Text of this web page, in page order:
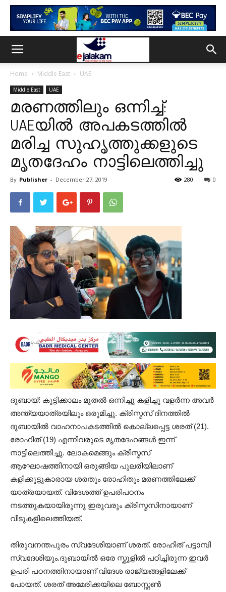
Home Middle East UAE
Middle East UAE
മരണത്തിലും ഒന്നിച്ച്:
‌UAEയില്‍ അപകടത്തിൽ
മരിച്ച സുഹൃത്തുക്കളുടെ
മൃതദേഹം നാട്ടിലെത്തിച്ചു
By Publisher - December 27, 2019 0
280
ദുബായ്: കുട്ടിക്കാലം മുതൽ ഒന്നിച്ചു കളിച്ചു വളർന്ന അവർ
അന്ത്യയാത്രയിലും ഒരുമിച്ചു. ക്രിസ്മസ് ദിനത്തിൽ
ദുബായിൽ വാഹനാപകടത്തിൽ കൊല്ലപ്പെട്ട ശരത് (21).
രോഹിത് (19) എന്നിവരുടെ മൃതദേഹങ്ങൾ ഇന്ന്
നാട്ടിലെത്തിച്ചു. ലോകമെങ്ങും ക്രിസ്മസ്
ആഘോഷത്തിനായി ഒരുങ്ങിയ പുലരിയിലാണ്
കളിക്കൂട്ടുകാരായ ശരതും രോഹിതും മരണത്തിലേക്ക്
യാത്രയായത്. വിദേശത്ത് ഉപരിപഠനം
നടത്തുകയായിരുന്നു ഇരുവരും ക്രിസ്മസിനായാണ്
വീടുകളിലെത്തിയത്.
തിരുവനന്തപുരം സ്വദേശിയാണ് ശരത്. രോഹിത് പട്ടാമ്പി
സ്വദേശിയും.ദുബായിൽ‌ ഒരേ സ്കൂളിൽ പഠിച്ചിരുന്ന ഇവർ
ഉപരി പഠനത്തിനായാണ് വിദേശ രാജ്യങ്ങളിലേക്ക്
പോയത്. ശരത് അമേരിക്കയിലെ ബോസ്റ്റണ്‍